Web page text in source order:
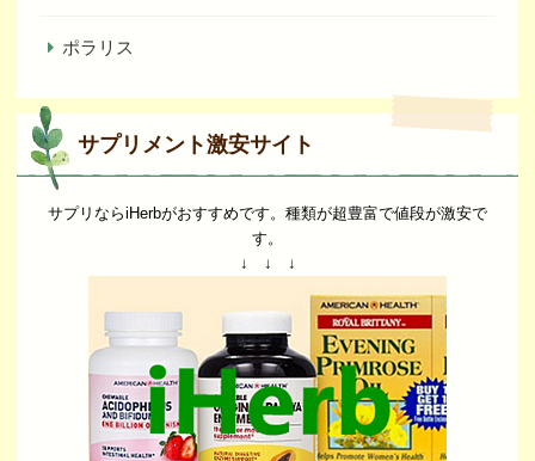
ポラリス
サプリメント激安サイト
サプリならiHerbがおすすめです。種類が超豊富で値段が激安で
す。
↓ ↓ ↓